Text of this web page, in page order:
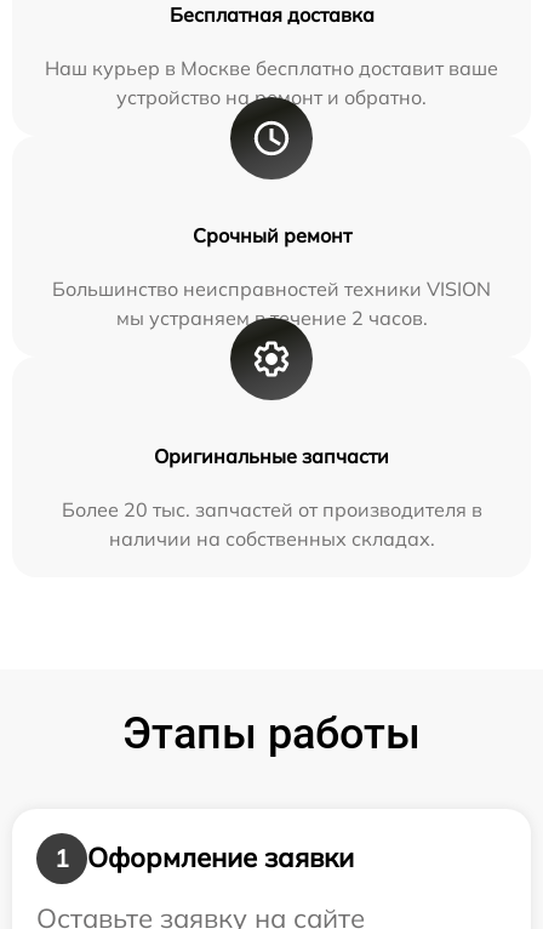
Бесплатная доставка
Наш курьер в Москве бесплатно доставит ваше
устройство на ремонт и обратно.
Срочный ремонт
Большинство неисправностей техники VISION
мы устраняем в течение 2 часов.
Оригинальные запчасти
Более 20 тыс. запчастей от производителя в
наличии на собственных складах.
Этапы работы
1
Оформление заявки
Оставьте заявку на сайте